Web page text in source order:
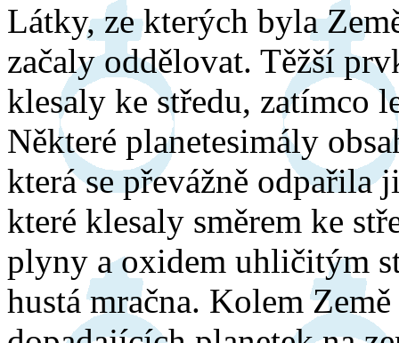
Látky, ze kterých byla
začaly oddělovat. Těžší
klesaly ke středu, zatímco
Některé planetesimály
která se převážně
které klesaly směrem ke
plyny a oxidem uhličitým
hustá mračna. Kolem